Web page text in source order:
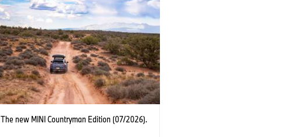
The new MINI Countryman Edition (07/2026).